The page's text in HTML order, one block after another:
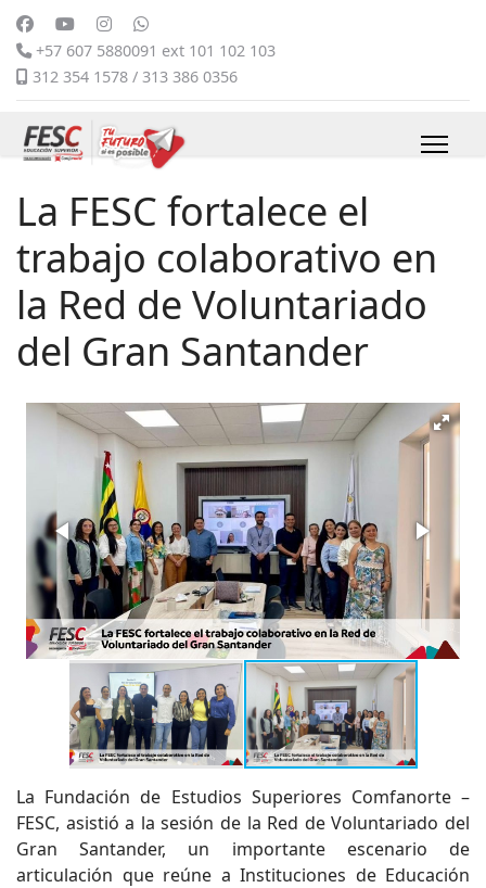
+57 607 5880091 ext 101 102 103
312 354 1578 / 313 386 0356
La FESC fortalece el
trabajo colaborativo en
la Red de Voluntariado
del Gran Santander
La Fundación de Estudios Superiores Comfanorte –
FESC, asistió a la sesión de la Red de Voluntariado del
Gran Santander, un importante escenario de
articulación que reúne a Instituciones de Educación